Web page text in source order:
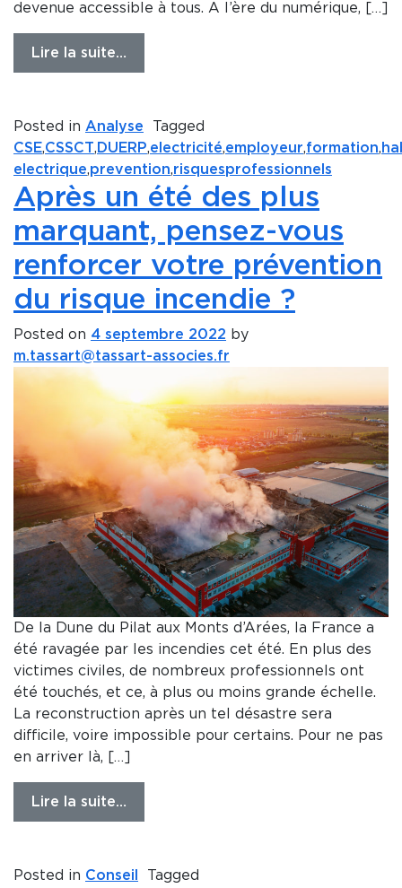
devenue accessible à tous. A l’ère du numérique, […]
Lire la suite…
Posted in Analyse
Tagged
CSE,CSSCT, DUERP,electricité,employeur,formation,
electrique,prevention,risquesprofessionnels
Après un été des plus
marquant, pensez-vous
renforcer votre prévention
du risque incendie ?
Posted on 4 septembre 2022 by
m.tassart@tassart-associes.fr
De la Dune du Pilat aux Monts d’Arées, la France a
été ravagée par les incendies cet été. En plus des
victimes civiles, de nombreux professionnels ont
été touchés, et ce, à plus ou moins grande échelle.
La reconstruction après un tel désastre sera
difficile, voire impossible pour certains. Pour ne pas
en arriver là, […]
Lire la suite…
Posted in Conseil
Tagged